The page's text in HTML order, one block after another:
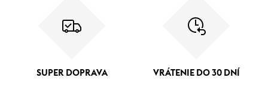
SUPER DOPRAVA VRÁTENIE DO 30 DNÍ